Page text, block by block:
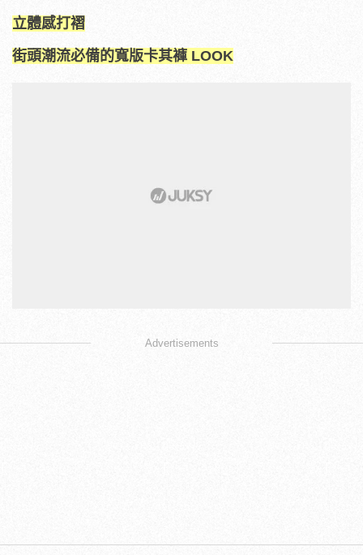
立體感打褶
街頭潮流必備的寬版卡其褲 LOOK
Advertisements